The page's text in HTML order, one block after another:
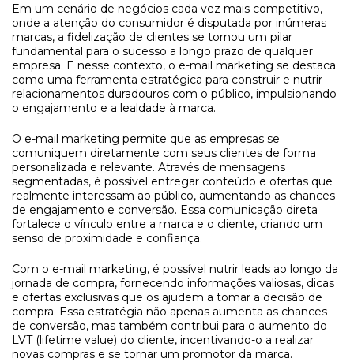
Em um cenário de negócios cada vez mais competitivo,
onde a atenção do consumidor é disputada por inúmeras
marcas, a fidelização de clientes se tornou um pilar
fundamental para o sucesso a longo prazo de qualquer
empresa. E nesse contexto, o e-mail marketing se destaca
como uma ferramenta estratégica para construir e nutrir
relacionamentos duradouros com o público, impulsionando
o engajamento e a lealdade à marca.
O e-mail marketing permite que as empresas se
comuniquem diretamente com seus clientes de forma
personalizada e relevante. Através de mensagens
segmentadas, é possível entregar conteúdo e ofertas que
realmente interessam ao público, aumentando as chances
de engajamento e conversão. Essa comunicação direta
fortalece o vínculo entre a marca e o cliente, criando um
senso de proximidade e confiança.
Com o e-mail marketing, é possível nutrir leads ao longo da
jornada de compra, fornecendo informações valiosas, dicas
e ofertas exclusivas que os ajudem a tomar a decisão de
compra. Essa estratégia não apenas aumenta as chances
de conversão, mas também contribui para o aumento do
LVT (lifetime value) do cliente, incentivando-o a realizar
novas compras e se tornar um promotor da marca.